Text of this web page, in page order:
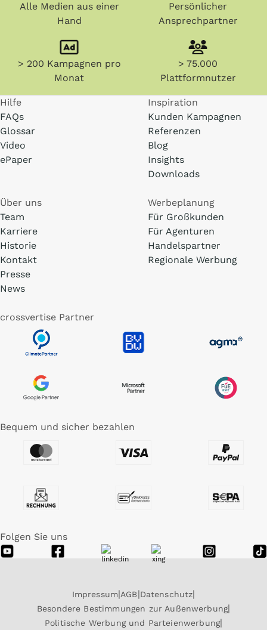
Alle Medien aus einer
Hand
Persönlicher
Ansprechpartner
> 200 Kampagnen pro
Monat
> 75.000
Plattformnutzer
Hilfe
FAQs
Glossar
Video
ePaper
Inspiration
Kunden Kampagnen
Referenzen
Blog
Insights
Downloads
Über uns
Team
Karriere
Historie
Kontakt
Presse
News
Werbeplanung
Für Großkunden
Für Agenturen
Handelspartner
Regionale Werbung
crossvertise Partner
Bequem und sicher bezahlen
Folgen Sie uns
Impressum AGB Datenschutz
Besondere Bestimmungen zur Außenwerbung
Politische Werbung und Parteienwerbung